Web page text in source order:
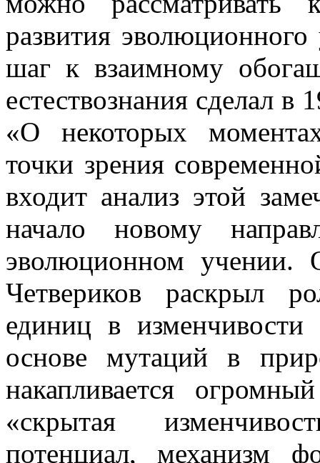
развития
шаг к взаимному
естествознания сделал в
«О некоторых
точки зрения
входит анализ этой
начало новому
эволюционном
Четвериков раскрыл
единиц в
основе мутаций в
накапливается
«скрытая
потенциал, механизм